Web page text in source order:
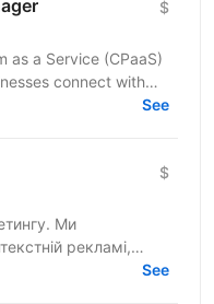
$
as a Service (CPaaS)
connect with
Our flexible,...
See
$
Ми
рекламі,
як в Україні, так і за
See